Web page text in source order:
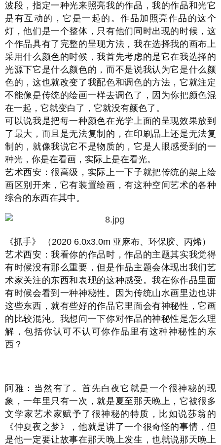
波段，指定一种光来照亮我的作品，我的作品和光它
是有互动的，它是一起的。作品加照亮作品的这个
灯，他们是一个整体，只有他们同时出现的时候，这
个作品具有了完整的呈现方法，我在选择我的画布上
采用什么颜色的时候，我首先考虑的是它在我选择的
光源下它是什么颜色的，而不是说我认为它是什么颜
色的，这也就改变了我配色和调色的方法，它就注定
不能像是传统的绘画一样去调色了，因为你把颜色混
在一起，它就变白了，它就没有颜色了。
可以说我是把每一种颜色在光学上面的呈现效果放到
了最大，而且是无法复制的，在印刷品上还是无法复
制的，就像我说它不是物质的，它是人眼感受到的一
种光，你是在看画，实际上是在看光。
艺术西安：很高级，实际上一下子就把传统的架上绘
画区别开来，它有装置绘画，有这种空间艺术的各种
综合的东西在其中。
《抓手》 （2020 6.0x3.0m 亚麻布、环保胶、丙烯）
艺术西安：我看你的作品时，作品的主题其实我觉得
有时候没有那么重要，但是作品主题会体现出我们艺
术家关注的东西和表现的这种感受。我在你作品里面
有时候会看到一种神秘性。因为传统山水画里边也讲
这些东西，就有些好的作品它里面会有神秘性，它画
的比较混沌。我想问一下你对作品的神秘性是怎么理
解，包括你认可不认可你作品里有这种神秘性的东
西？
阿雅：当然有了。首先白夜它就是一个很神秘的现
象，一年里只有一次，就是夏至那天晚上，它被很多
文学家艺术家赋予了很神秘的特质，比如说莎翁的
《仲夏夜之梦》，他就是讲了一个很奇怪的事情，但
是他一定要让故事在那天晚上发生，也就说那天晚上